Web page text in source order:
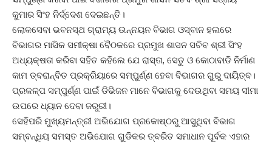
କୁମାର ସିଂହ ନିର୍ଦ୍ଦେଶ ଦେଇଛନ୍ତି।
ଲୋକସେବା ଭବନସ୍ଥ ଗ୍ରାମ୍ୟ ଉନ୍ନୟନ ବିଭାଗ ଓସ୍ବାନ ହଲରେ
ବିଭାଗର ମାସିକ ସମୀକ୍ଷା ବୈଠକରେ ପ୍ରମୁଖ ଶାସନ ସଚିବ ଶ୍ରୀ ସିଂହ
ଅଧ୍ୟକ୍ଷତା କରିବା ସହିତ କହିଲେ ଯେ ରାସ୍ତା, ସେତୁ ଓ କୋଠାବାଡି ନିର୍ମାଣ
କାମ ତ୍ବରାନ୍ବିତ ପ୍ରକ୍ରିୟାରେ ସମ୍ପୁର୍ଣ୍ଣ ହେବା ବିଭାଗର ଗୁରୁ ଦାୟିତ୍ବ।
ପ୍ରକଳ୍ପ ସମ୍ପୁର୍ଣ୍ଣ ପାଇଁ ଡିଭିଜନ ମାନେ ବିଭାଗକୁ ଦେଉଥିବା ସମୟ ସୀମା
ଉପରେ ଧ୍ୟାନ ଦେବା ଜରୁରୀ।
ସେହିପରି ମୁଖ୍ୟମନ୍ତ୍ରୀ ଅଭିଯୋଗ ପ୍ରକୋଷ୍ଠରୁ ଆସୁଥିବା ବିଭାଗ
ସମ୍ବନ୍ଧିୟ ସମସ୍ତ ଅଭିଯୋଗ ଗୁଡିକର ତ୍ବରିତ ସମାଧାନ ପୂର୍ବକ ଏହାର